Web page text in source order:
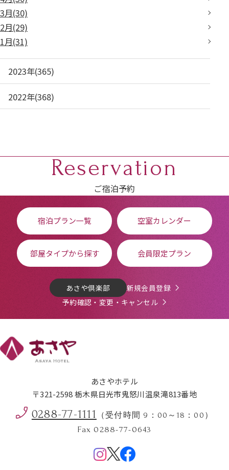
3月(30)
2月(29)
1月(31)
2023年(365)
2022年(368)
Reservation
ご宿泊予約
宿泊プラン一覧 空室カレンダー
部屋タイプから探す 会員限定プラン
あさや倶楽部
新規会員登録
予約確認・変更・キャンセル
あさやホテル
〒321-2598 栃木県日光市鬼怒川温泉滝813番地
0288-77-1111 （受付時間 9：00～18：00）
Fax 0288-77-0643